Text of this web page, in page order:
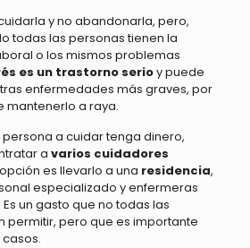
y no abandonarla, pero,
todas las personas tienen la
o los mismos problemas
es un trastorno serioy puede
enfermedades más graves, por
mantenerlo a raya.
persona a cuidar tenga dinero,
a varios cuidadores
es llevarlo a una residencia,
especializado y enfermeras
un gasto que no todas las
permitir, pero que es importante